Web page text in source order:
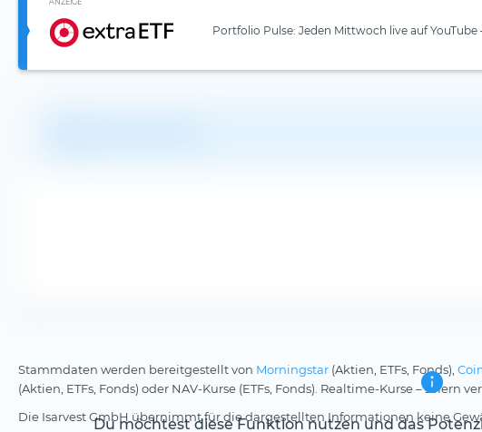
ANZEIGE
Portfolio Pulse: Jeden Mittwoch live auf YouTube
Du möchtest diese Funktion nutzen und das
Stammdaten werden bereitgestellt von Morningstar (Aktien, ETFs, Fonds),
(Aktien, ETFs, Fonds) oder NAV-Kurse (ETFs, Fonds). Realtime-Kurse –
Die Isarvest GmbH übernimmt für die dargestellten Informationen keine